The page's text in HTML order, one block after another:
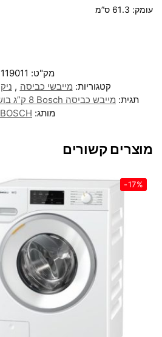
עומק: 61.3 ס”מ
מק"ט: 119011
קטגוריות: מייבשי כביסה ,
תגית: מייבש כביסה Bosch ‏8 ‏ק”ג בוש דגם WTH85V0GPL
מותג: BOSCH
מוצרים קשורים
-17%